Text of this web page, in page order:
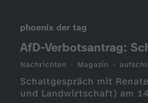
phoenix der tag
Nachrichten Magazin
Schaltgespräch mit
und Landwirtschaft) am